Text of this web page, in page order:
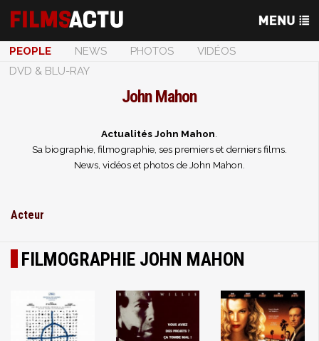
PEOPLE NEWS PHOTOS
VIDÉOS
DVD & BLU-RAY
John Mahon
Actualités John Mahon
Sa biographie, filmographie, ses premiers et derniers films.
News, vidéos et photos de John Mahon.
Acteur
FILMOGRAPHIE JOHN MAHON